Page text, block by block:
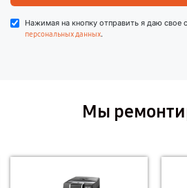
Нажимая на кнопку отправить я даю свое
персональных данных.
Мы